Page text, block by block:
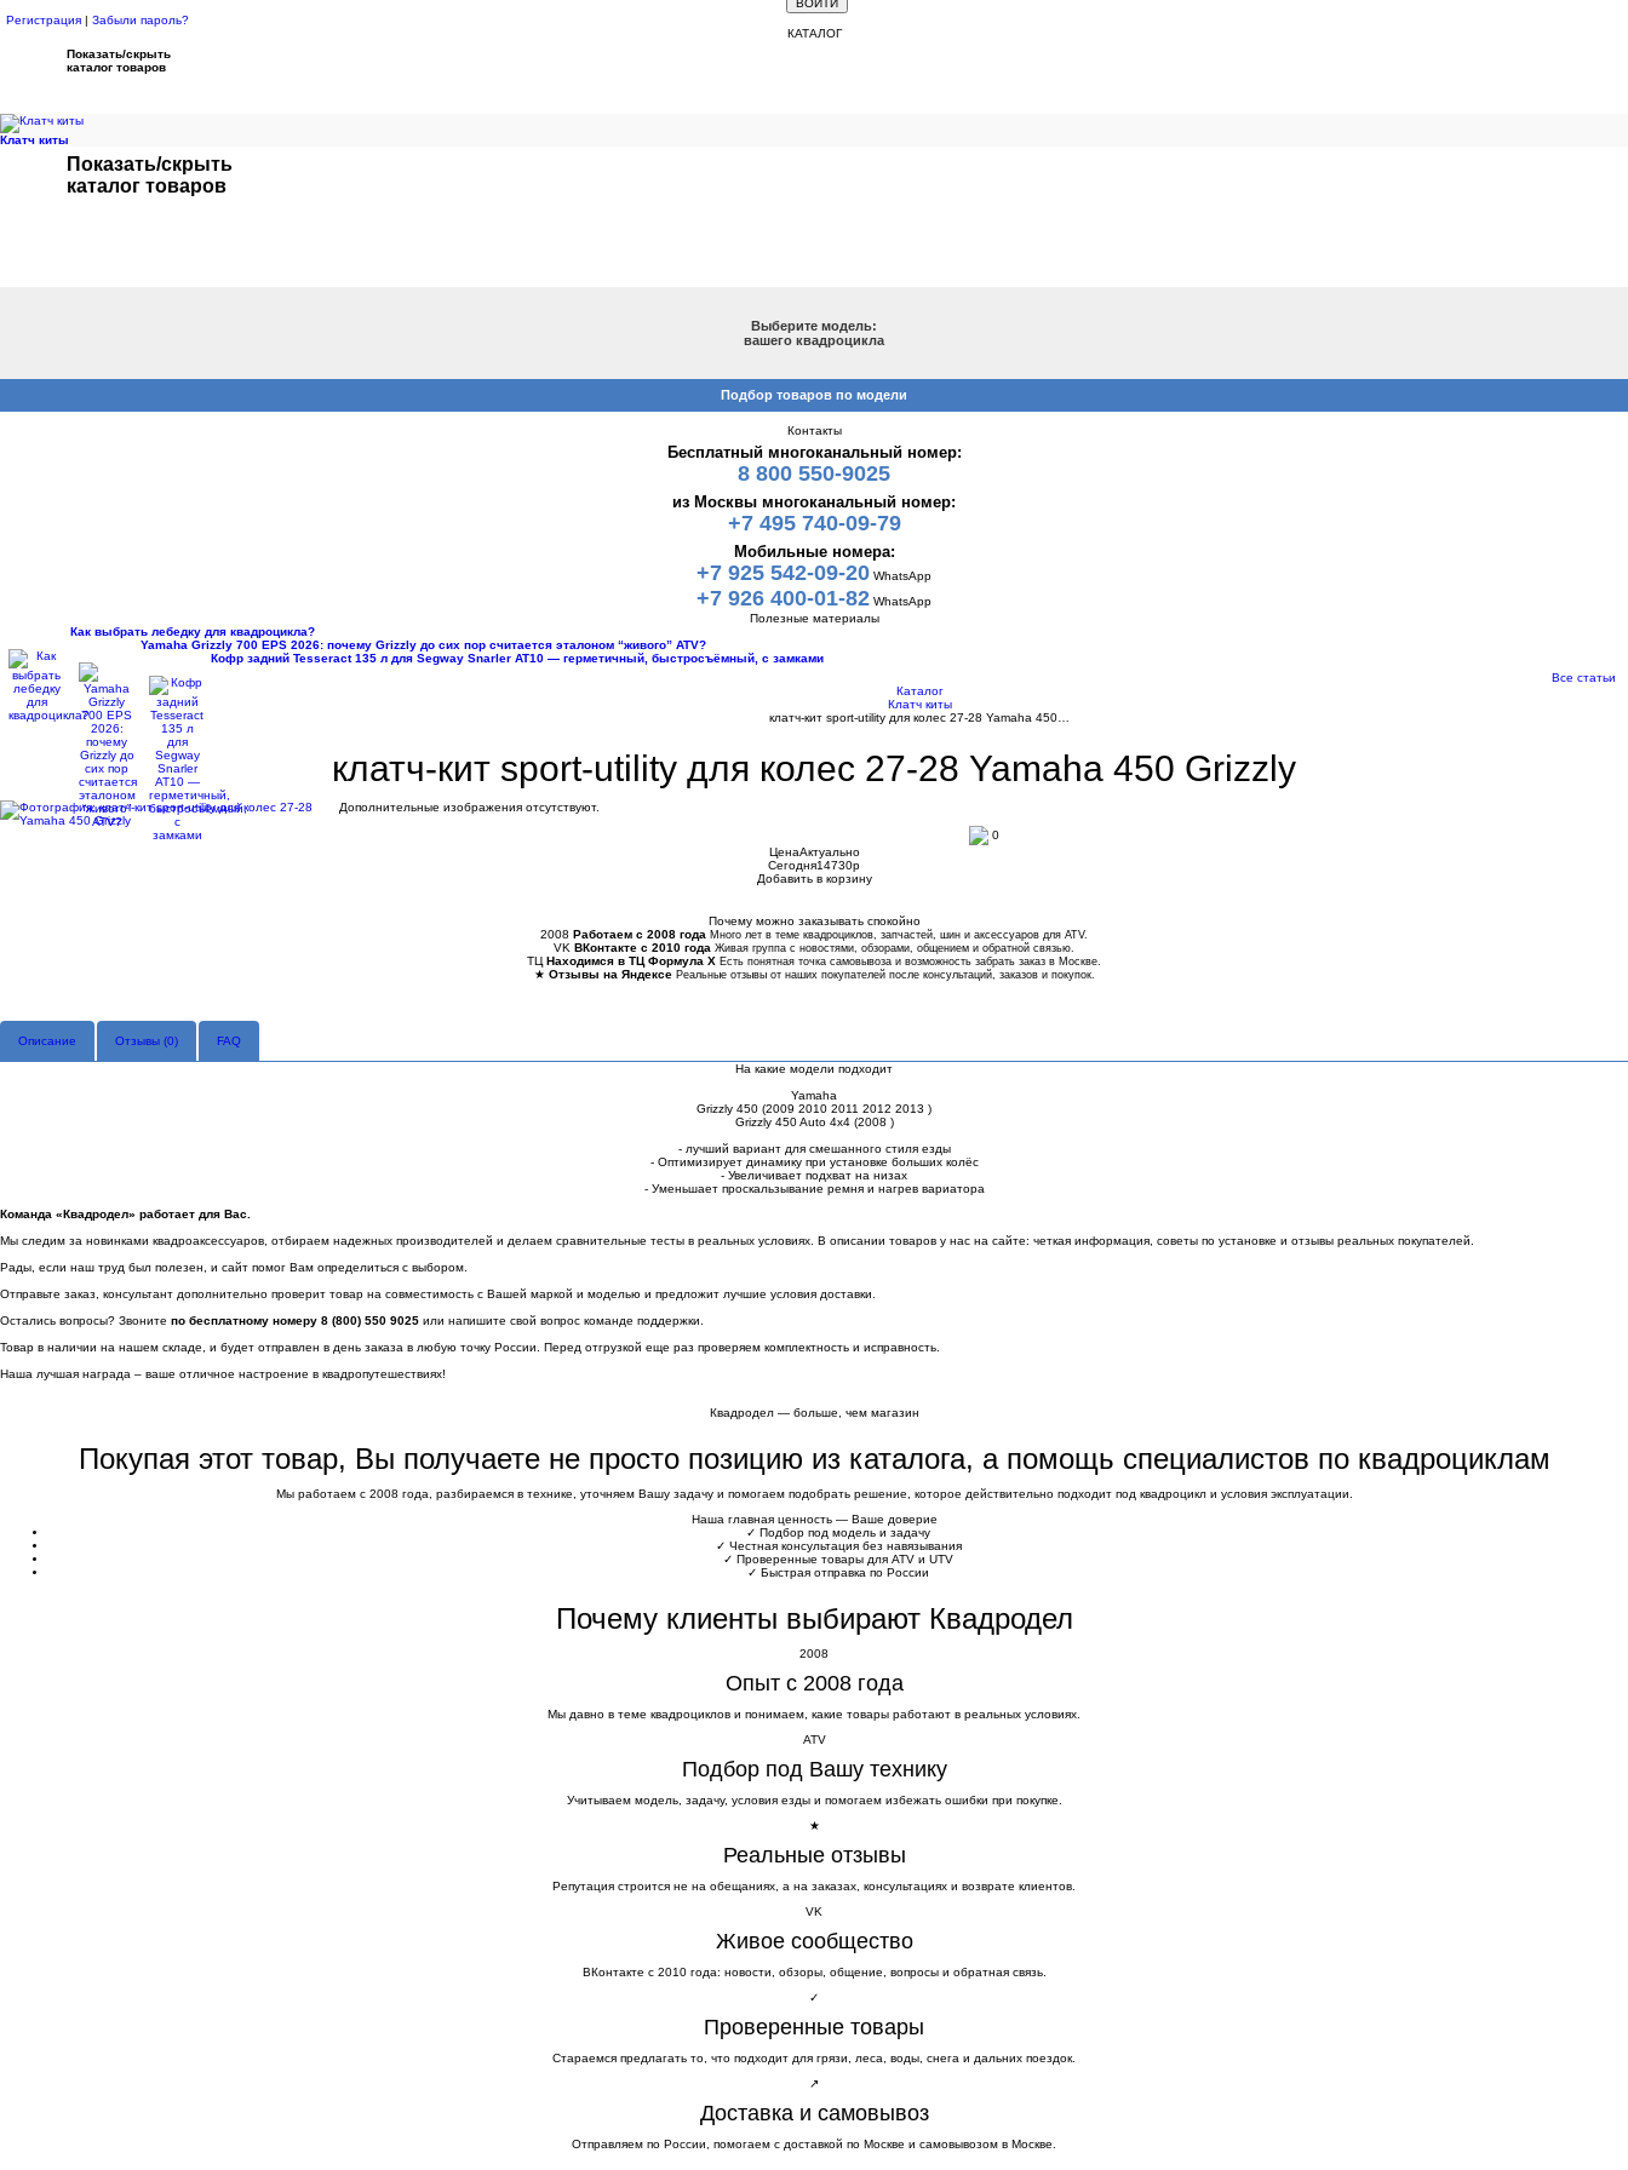
Регистрация
Забыли пароль?
КАТАЛОГ
Показать/скрыть
каталог товаров
Клатч киты
Показать/скрыть
каталог товаров
Выберите модель:
вашего квадроцикла
Подбор товаров по модели
Контакты
Бесплатный многоканальный номер:
8 800 550-9025
из Москвы многоканальный номер:
+7 495 740-09-79
Мобильные номера:
+7 925 542-09-20 WhatsApp
+7 926 400-01-82 WhatsApp
Полезные материалы
Как выбрать лебедку для квадроцикла?
Yamaha Grizzly 700 EPS 2026: почему Grizzly до сих пор считается эталоном “живого” ATV?
Кофр задний Tesseract 135 л для Segway Snarler AT10 — герметичный, быстросъёмный, с замками
Все статьи
Каталог
Клатч киты
клатч-кит sport-utility для колес 27-28 Yamaha 450…
клатч-кит sport-utility для колес 27-28 Yamaha 450 Grizzly
Дополнительные изображения отсутствуют.
0
ЦенаАктуально
Сегодня14730p
Добавить в корзину
Почему можно заказывать спокойно
2008 Работаем с 2008 года Много лет в теме квадроциклов, запчастей, шин и аксессуаров для ATV.
VK ВКонтакте с 2010 года Живая группа с новостями, обзорами, общением и обратной связью.
ТЦ Находимся в ТЦ Формула Х Есть понятная точка самовывоза и возможность забрать заказ в Москве.
★ Отзывы на Яндексе Реальные отзывы от наших покупателей после консультаций, заказов и покупок.
Описание Отзывы (0) FAQ
На какие модели подходит
Yamaha
Grizzly 450 (2009 2010 2011 2012 2013 )
Grizzly 450 Auto 4x4 (2008 )
- лучший вариант для смешанного стиля езды
- Оптимизирует динамику при установке больших колёс
- Увеличивает подхват на низах
- Уменьшает проскальзывание ремня и нагрев вариатора
Команда «Квадродел» работает для Вас.
Мы следим за новинками квадроаксессуаров, отбираем надежных производителей и делаем сравнительные тесты в реальных условиях. В описании товаров у нас на сайте: четкая информация, советы по установке и отзывы реальных покупателей.
Рады, если наш труд был полезен, и сайт помог Вам определиться с выбором.
Отправьте заказ, консультант дополнительно проверит товар на совместимость с Вашей маркой и моделью и предложит лучшие условия доставки.
Остались вопросы? Звоните по бесплатному номеру 8 (800) 550 9025 или напишите свой вопрос команде поддержки.
Товар в наличии на нашем складе, и будет отправлен в день заказа в любую точку России. Перед отгрузкой еще раз проверяем комплектность и исправность.
Наша лучшая награда – ваше отличное настроение в квадропутешествиях!
Квадродел — больше, чем магазин
Покупая этот товар, Вы получаете не просто позицию из каталога, а помощь специалистов по квадроциклам
Мы работаем с 2008 года, разбираемся в технике, уточняем Вашу задачу и помогаем подобрать решение, которое действительно подходит под квадроцикл и условия эксплуатации.
Наша главная ценность — Ваше доверие
✓ Подбор под модель и задачу
✓ Честная консультация без навязывания
✓ Проверенные товары для ATV и UTV
✓ Быстрая отправка по России
Почему клиенты выбирают Квадродел
2008
Опыт с 2008 года
Мы давно в теме квадроциклов и понимаем, какие товары работают в реальных условиях.
ATV
Подбор под Вашу технику
Учитываем модель, задачу, условия езды и помогаем избежать ошибки при покупке.
★
Реальные отзывы
Репутация строится не на обещаниях, а на заказах, консультациях и возврате клиентов.
VK
Живое сообщество
ВКонтакте с 2010 года: новости, обзоры, общение, вопросы и обратная связь.
✓
Проверенные товары
Стараемся предлагать то, что подходит для грязи, леса, воды, снега и дальних поездок.
↗
Доставка и самовывоз
Отправляем по России, помогаем с доставкой по Москве и самовывозом в Москве.